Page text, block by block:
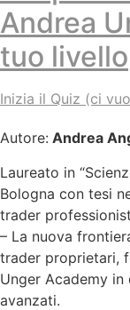
Andrea
tuo livello
Inizia il Quiz (ci
Autore: Andrea
Laureato in
Bologna con tesi
trader
– La nuova
trader proprietari,
Unger Academy
avanzati.